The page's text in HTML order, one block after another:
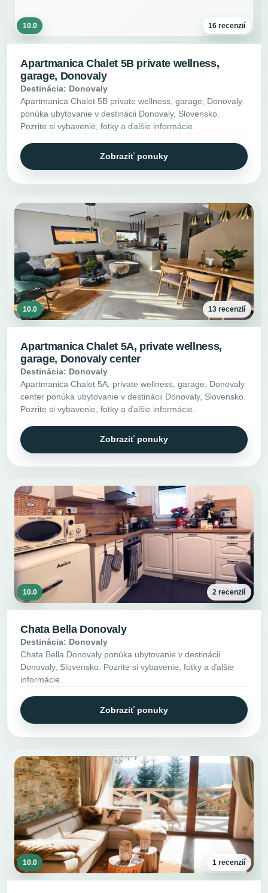
10.0 16 recenzií
Apartmanica Chalet 5B private wellness,
garage, Donovaly
Destinácia: Donovaly
Apartmanica Chalet 5B private wellness, garage, Donovaly
ponúka ubytovanie v destinácii Donovaly, Slovensko.
Pozrite si vybavenie, fotky a ďalšie informácie.
Zobraziť ponuky
10.0 13 recenzií
Apartmanica Chalet 5A, private wellness,
garage, Donovaly center
Destinácia: Donovaly
Apartmanica Chalet 5A, private wellness, garage, Donovaly
center ponúka ubytovanie v destinácii Donovaly, Slovensko.
Pozrite si vybavenie, fotky a ďalšie informácie.
Zobraziť ponuky
10.0 2 recenzií
Chata Bella Donovaly
Destinácia: Donovaly
Chata Bella Donovaly ponúka ubytovanie v destinácii
Donovaly, Slovensko. Pozrite si vybavenie, fotky a ďalšie
informácie.
Zobraziť ponuky
10.0 1 recenzií